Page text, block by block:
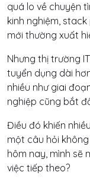
quá lo về chuyện
kinh nghiệm,
mới thường xuất
Nhưng thị trường
tuyển dụng dài
nhiều như giai
nghiệp cũng bắt
Điều đó khiến
một câu hỏi
hôm nay, mình sẽ
việc tiếp theo?